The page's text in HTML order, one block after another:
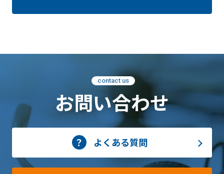
contact us
お問い合わせ
よくある質問